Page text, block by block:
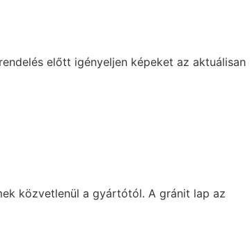
előtt igényeljen képeket az aktuálisan
közvetlenül a gyártótól. A gránit lap az